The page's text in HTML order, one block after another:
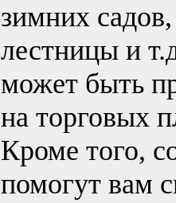
зимних
лестницы и
может быть
на торговых
Кроме того,
помогут вам